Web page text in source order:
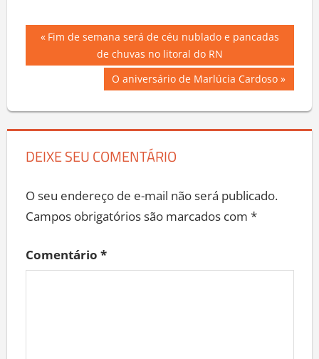
Navegação
de
Previous
Fim de semana será de céu nublado e pancadas
de chuvas no litoral do RN
Next
Post:
O aniversário de Marlúcia Cardoso
DEIXE SEU COMENTÁRIO
O seu endereço de e-mail não será publicado.
Campos obrigatórios são marcados com *
Comentário *